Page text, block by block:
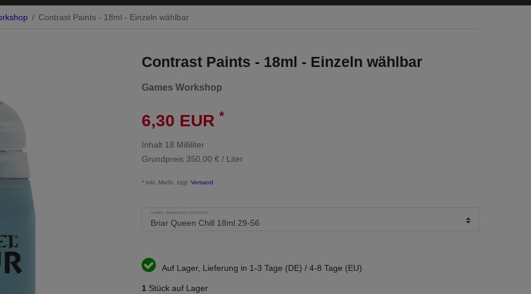
Contrast Paints - 18ml - Einzeln wählbar
Contrast Paints - 18ml - Einzeln wählbar
Games Workshop
6,30 EUR *
Inhalt 18 Milliliter
Grundpreis 350,00 € / Liter
* inkl. MwSt. zzgl. Versand
GAMES WORKSHOP CONTRAST
Auf Lager, Lieferung in 1-3 Tage (DE) / 4-8 Tage (EU)
1 Stück auf Lager